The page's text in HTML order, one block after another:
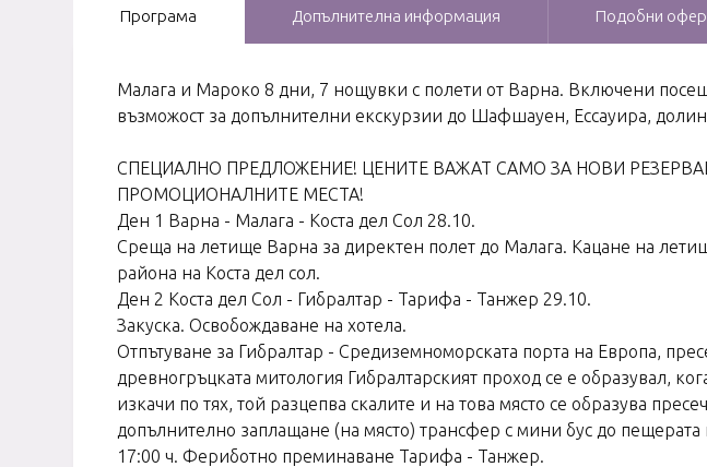
Програма Допълнителна информация Подобни
Малага и Мароко 8 дни, 7 нощувки с полети от Варна. Включени
възможост за допълнителни екскурзии до Шафшауен, Ессауира,
СПЕЦИАЛНО ПРЕДЛОЖЕНИЕ! ЦЕНИТЕ ВАЖАТ САМО ЗА НОВИ
ПРОМОЦИОНАЛНИТЕ МЕСТА!
Ден 1 Варна - Малага - Коста дел Сол 28.10.
Среща на летище Варна за директен полет до Малага. Кацане на
района на Коста дел сол.
Ден 2 Коста дел Сол - Гибралтар - Тарифа - Танжер 29.10.
Закуска. Освобождаване на хотела.
Отпътуване за Гибралтар - Средиземноморската порта на Европа,
древногръцката митология Гибралтарският проход се е образувал,
изкачи по тях, той разцепва скалите и на това място се образува
допълнително заплащане (на място) трансфер с мини бус до
17:00 ч. Фериботно преминаване Тарифа - Танжер.